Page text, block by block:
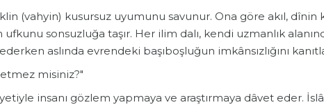
(vahyin) kusursuz uyumunu savunur. Ona göre akıl, dînin
ufkunu sonsuzluğa taşır. Her ilim dalı, kendi uzmanlık
aslında evrendeki başıboşluğun imkânsızlığını
misiniz?"
insanı gözlem yapmaya ve araştırmaya dâvet eder.